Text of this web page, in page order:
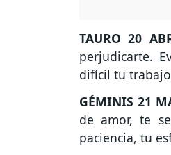
TAURO 20
perjudicarte.
difícil tu
GÉMINIS 21
de amor, te
paciencia, tu